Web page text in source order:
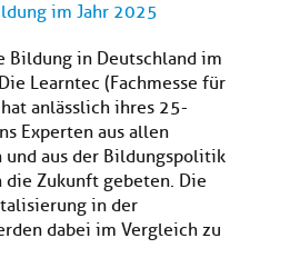
im Jahr 2025
Bildung in Deutschland im
Learntec (Fachmesse für
anlässlich ihres 25-
Experten aus allen
und aus der Bildungspolitik
Zukunft gebeten. Die
in der
dabei im Vergleich zu